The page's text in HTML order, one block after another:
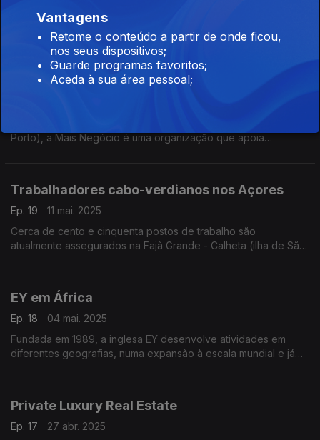
Em mais de uma centena de países, Bison Bank alcançou
resultados positivos pela primeira vez, em 2023.
Mais Negócio versus Convenção Helexia
Porto), a Mais Negócio é uma organização que apoia
Trabalhadores cabo-verdianos nos Açores
Ep. 19
11 mai. 2025
Cerca de cento e cinquenta postos de trabalho são
atualmente assegurados na Fajã Grande - Calheta (ilha de São
EY em África
Ep. 18
04 mai. 2025
Fundada em 1989, a inglesa EY desenvolve atividades em
diferentes geografias, numa expansão à escala mundial e já
Private Luxury Real Estate
Ep. 17
27 abr. 2025
Vantagens
Retome o conteúdo a partir de onde ficou,
nos seus dispositivos;
Guarde programas favoritos;
Aceda à sua área pessoal;